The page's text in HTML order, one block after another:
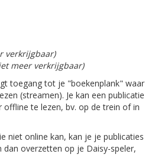
verkrijgbaar)
meer verkrijgbaar)
toegang tot je "boekenplank" waar
(streamen). Je kan een publicatie
te lezen, bv. op de trein of in
niet online kan, kan je je publicaties
overzetten op je Daisy-speler,